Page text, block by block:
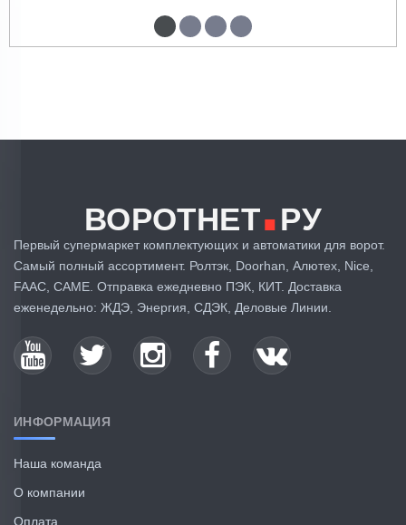
1 2 3 4 5 6 7 8
9
ВОРОТНЕТ.РУ
Первый супермаркет комплектующих и автоматики для ворот.
Самый полный ассортимент. Ролтэк, Doorhan, Алютех, Nice,
FAAC, CAME. Отправка ежедневно ПЭК, КИТ. Доставка
еженедельно: ЖДЭ, Энергия, СДЭК, Деловые Линии.
ИНФОРМАЦИЯ
Наша команда
О компании
Оплата